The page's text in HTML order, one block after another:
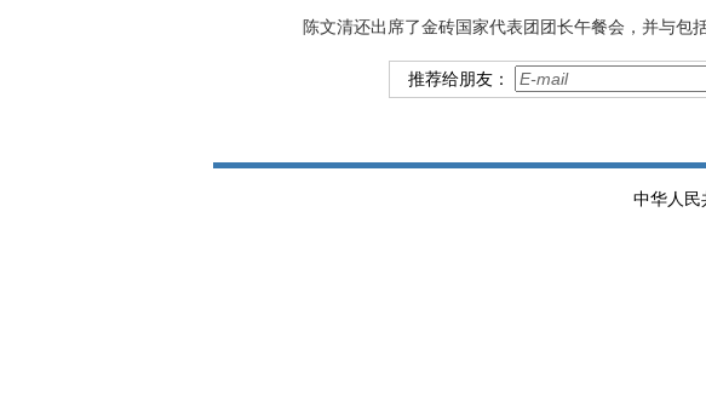
陈文清还出席了金砖国家代表团团长午餐会，并与包
推荐给朋友：
中华人民